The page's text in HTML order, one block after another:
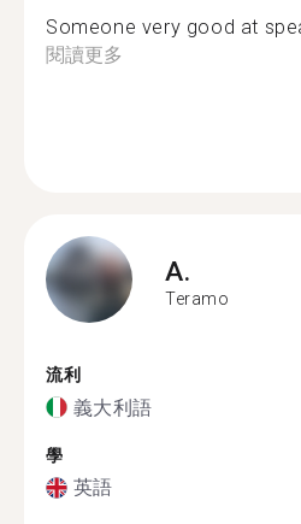
Someone very good at
閱讀更多
A.
Teramo
流利
義大利語
學
英語